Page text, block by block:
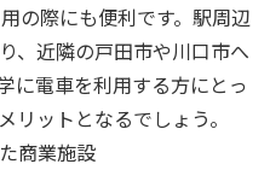
の際にも便利です。駅周辺
、近隣の戸田市や川口市へ
に電車を利用する方にとっ
リットとなるでしょう。
商業施設